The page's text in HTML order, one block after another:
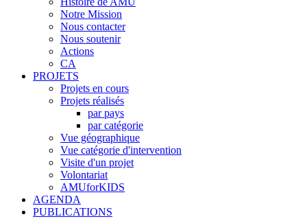
Notre Mission
Nous contacter
Nous soutenir
Actions
CA
PROJETS
Projets en cours
Projets réalisés
par pays
par catégorie
Vue géographique
Vue catégorie d'intervention
Visite d'un projet
Volontariat
AMUforKIDS
AGENDA
PUBLICATIONS